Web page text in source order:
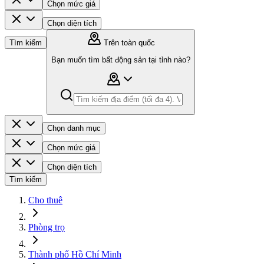
Chọn mức giá
Chọn diện tích
Tìm kiếm
Trên toàn quốc
Bạn muốn tìm bất động sản tại tỉnh nào?
Chọn danh mục
Chọn mức giá
Chọn diện tích
Tìm kiếm
Cho thuê
Phòng trọ
Thành phố Hồ Chí Minh